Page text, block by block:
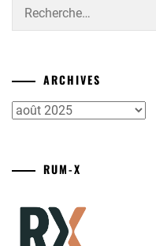
ARCHIVES
Archives
RUM-X